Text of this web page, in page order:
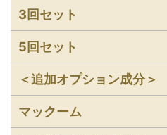
3回セット
5回セット
＜追加オプション成分＞
マックーム